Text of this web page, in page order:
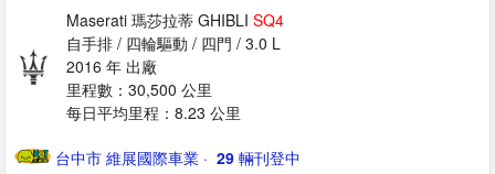
Maserati 瑪莎拉蒂 GHIBLI SQ4
自手排 / 四輪驅動 / 四門 / 3.0 L
2016 年 出廠
里程數：30,500 公里
每日平均里程：8.23 公里
台中市 維展國際車業 · ‎ 29 輛刊登中